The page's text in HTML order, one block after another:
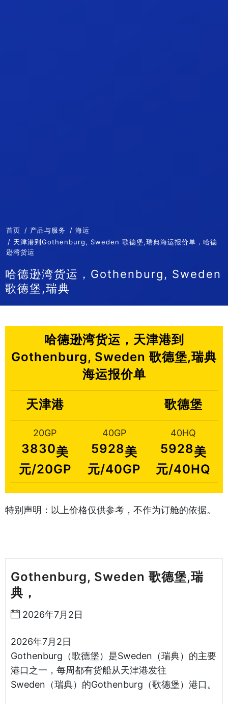
首页 产品与服务
海运
天津港到Gothenburg, Sweden 歌德堡,瑞典海运报价单，哈德
逊湾货运
哈德逊湾货运，Gothenburg, Sweden
歌德堡,瑞典
哈德逊湾货运，天津港到
Gothenburg, Sweden 歌德堡,瑞典
海运报价单
天津港 歌德堡
20GP
3830美
元/20GP
40GP
5928美
元/40GP
40HQ
5928美
元/40HQ
特别声明：以上价格仅供参考，不作为订舱的依据。
Gothenburg, Sweden 歌德堡,瑞
典，
2026年7月2日
2026年7月2日
Gothenburg（歌德堡）是Sweden（瑞典）的主要
港口之一，每周都有货船从天津港发往
Sweden（瑞典）的Gothenburg（歌德堡）港口。